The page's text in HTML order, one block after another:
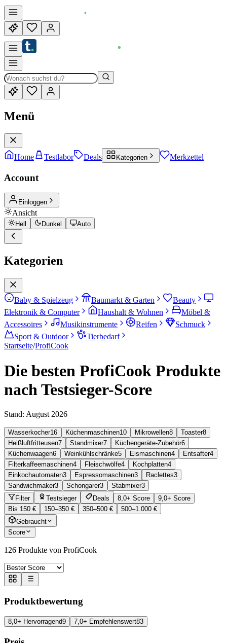
Menü
Home Testlabor Deals Kategorien Merkzettel
Account
Einloggen
Ansicht
Hell Dunkel Auto
Kategorien
Baby & Spielzeug Baumarkt & Garten
Beauty
Elektronik & Computer
Haushalt & Wohnen
Möbel &
Accessoires
Musikinstrumente Reifen
Schmuck
Sport & Outdoor
Tierbedarf
Startseite/ProfiCook
Die besten ProfiCook Produkte
nach Testsieger-Score
Stand: August 2026
Wasserkocher16 Küchenmaschinen10 Mikrowellen8 Toaster8
Heißluftfritteusen7 Standmixer7 Küchengeräte-Zubehör6
Küchenwaagen6 Weinkühlschränke5 Eismaschinen4 Entsafter4
Filterkaffeemaschinen4 Fleischwölfe4 Kochplatten4
Einkochautomaten3 Espressomaschinen3 Raclettes3
Sandwichmaker3 Schongarer3 Stabmixer3
Filter
Testsieger Deals 8,0+ Score
9,0+ Score
Bis 150 €
150–350 € 350–500 €
500–1.000 €
Gebraucht
Score
126 Produkte von ProfiCook
Produktbewertung
8,0+ Hervorragend9 7,0+ Empfehlenswert83